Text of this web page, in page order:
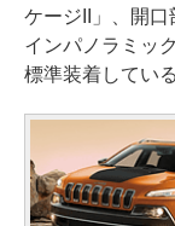
ケージII」、開
インパノラミッ
標準装着している